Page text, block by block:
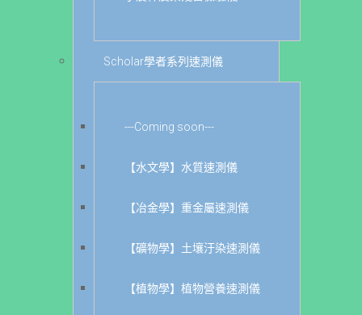
Scholar學者系列速測儀
---Coming soon---
【水文學】水質速測儀
【冶金學】重金屬速測儀
【礦物學】土壤汙染速測儀
【植物學】植物營養速測儀